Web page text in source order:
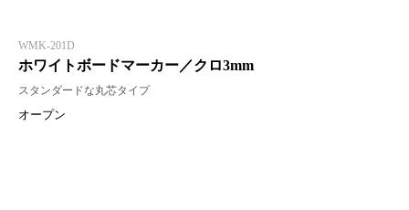
WMK-201D
ホワイトボードマーカー／クロ3mm
スタンダードな丸芯タイプ
オープン